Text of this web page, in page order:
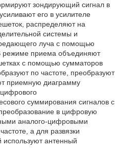
зондирующий сигнал в
его в усилителе
распределяют на
системы и
луча с помощью
режиме приема объединяют
с помощью сумматоров
по частоте, преобразуют
приемную диаграмму
суммирования сигналов с
в цифровую
аналого-цифровыми
а для развязки
антенный